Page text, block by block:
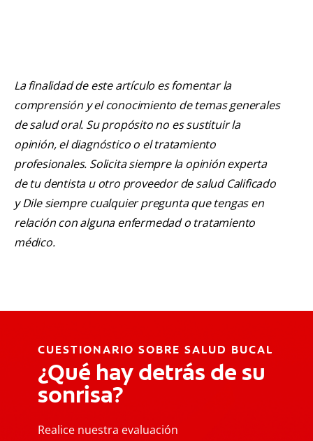
La finalidad de este artículo es fomentar la
comprensión y el conocimiento de temas generales
de salud oral. Su propósito no es sustituir la
opinión, el diagnóstico o el tratamiento
profesionales. Solicita siempre la opinión experta
de tu dentista u otro proveedor de salud Calificado
y Dile siempre cualquier pregunta que tengas en
relación con alguna enfermedad o tratamiento
médico.
CUESTIONARIO SOBRE SALUD BUCAL
¿Qué hay detrás de su
sonrisa?
Realice nuestra evaluación